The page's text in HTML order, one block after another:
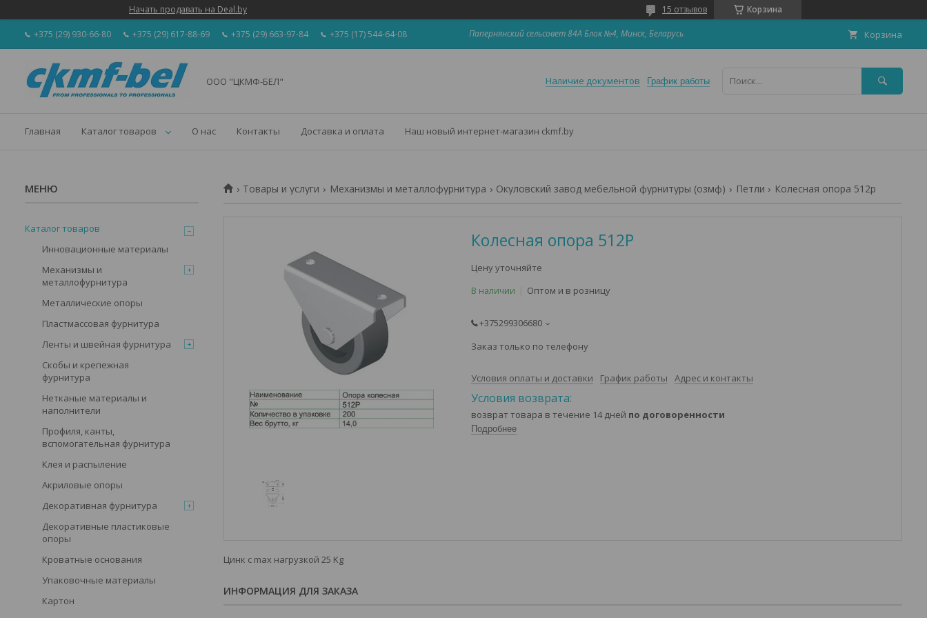
Начать продавать на Deal.by Корзина
15 отзывов
+375 (29) 930-66-80 +375 (29) 617-88-69 +375 (29) 663-97-84 +375 (17) 544-64-08 Папернянский сельсовет 84А Блок №4, Минск, Беларусь Корзина
ООО "ЦКМФ-БЕЛ" Наличие документов График работы
Главная Каталог товаров О нас Контакты Доставка и оплата Наш новый интернет-магазин ckmf.by
Товары и услуги Механизмы и металлофурнитура Окуловский завод мебельной фурнитуры (озмф) Петли Колесная опора 512р
Колесная опора 512Р
Цену уточняйте
В наличии Оптом и в розницу
+375299306680
Заказ только по телефону
Условия оплаты и доставки График работы Адрес и контакты
возврат товара в течение 14 дней по договоренности
Подробнее
Цинк с max нагрузкой 25 Kg
ИНФОРМАЦИЯ ДЛЯ ЗАКАЗА
Каталог товаров
Инновационные материалы
Механизмы и
металлофурнитура
Металлические опоры
Пластмассовая фурнитура
Ленты и швейная фурнитура
Скобы и крепежная
фурнитура
Нетканые материалы и
наполнители
Профиля, канты,
вспомогательная фурнитура
Клея и распыление
Акриловые опоры
Декоративная фурнитура
Декоративные пластиковые
опоры
Кроватные основания
Упаковочные материалы
Картон